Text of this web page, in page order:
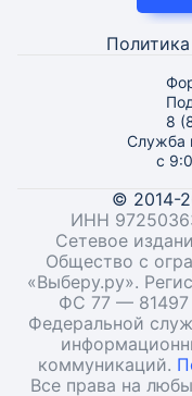
8
Служба
с
© 2014-
ИНН
Сетевое
Общество с
«Выберу.ру».
ФС 77 — 81497
Федеральной
коммуникаций.
Все права на